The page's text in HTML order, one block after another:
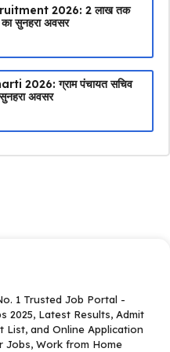
2026: ₹2 लाख तक
सुनहरा अवसर
2026: ग्राम पंचायत सचिव
सुनहरा अवसर
1 Trusted Job Portal -
2025, Latest Results, Admit
List, and Online Application
Jobs, Work from Home